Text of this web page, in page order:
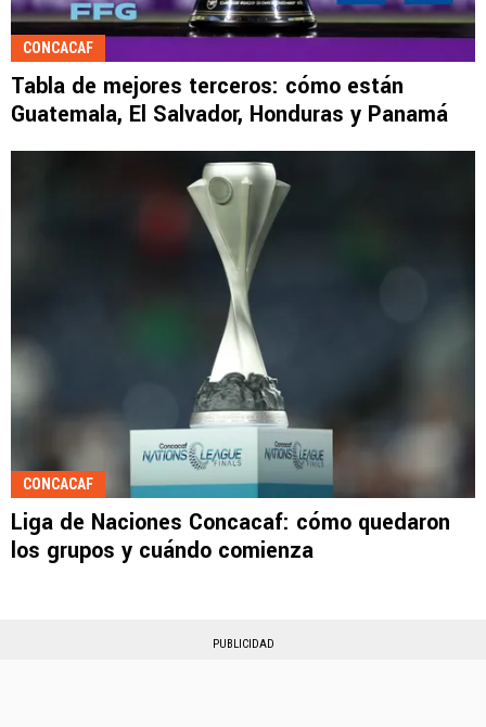
CONCACAF
Tabla de mejores terceros: cómo están
Guatemala, El Salvador, Honduras y Panamá
CONCACAF
Liga de Naciones Concacaf: cómo quedaron
los grupos y cuándo comienza
PUBLICIDAD